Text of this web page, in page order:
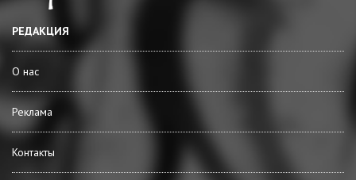
РЕДАКЦИЯ
О нас
Реклама
Контакты